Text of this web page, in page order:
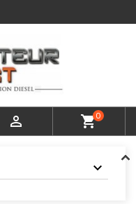
 shopping_cart0